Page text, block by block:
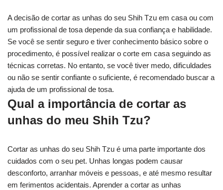
A decisão de cortar as unhas do seu Shih Tzu em casa ou com
um profissional de tosa depende da sua confiança e habilidade.
Se você se sentir seguro e tiver conhecimento básico sobre o
procedimento, é possível realizar o corte em casa seguindo as
técnicas corretas. No entanto, se você tiver medo, dificuldades
ou não se sentir confiante o suficiente, é recomendado buscar a
ajuda de um profissional de tosa.
Qual a importância de cortar as
unhas do meu Shih Tzu?
Cortar as unhas do seu Shih Tzu é uma parte importante dos
cuidados com o seu pet. Unhas longas podem causar
desconforto, arranhar móveis e pessoas, e até mesmo resultar
em ferimentos acidentais. Aprender a cortar as unhas